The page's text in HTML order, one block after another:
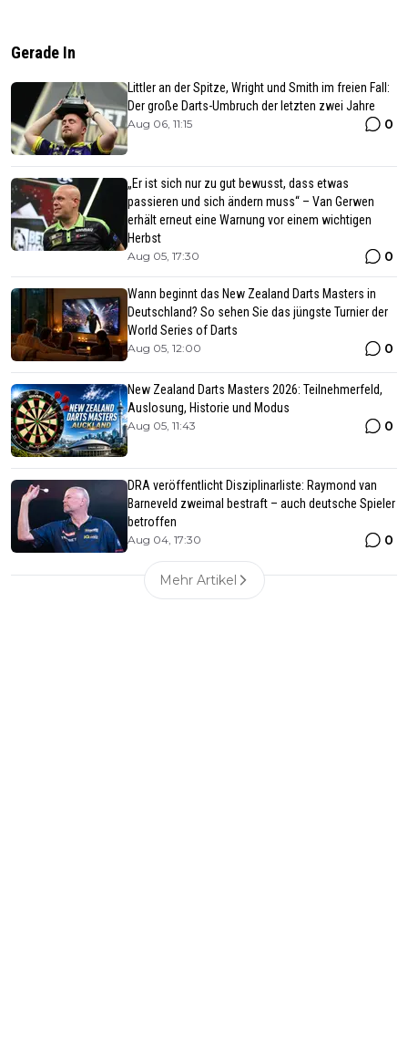
Gerade In
Littler an der Spitze, Wright und Smith im freien Fall:
Der große Darts-Umbruch der letzten zwei Jahre
Aug 06, 11:15 0
„Er ist sich nur zu gut bewusst, dass etwas
passieren und sich ändern muss“ – Van Gerwen
erhält erneut eine Warnung vor einem wichtigen
Herbst
Aug 05, 17:30 0
Wann beginnt das New Zealand Darts Masters in
Deutschland? So sehen Sie das jüngste Turnier der
World Series of Darts
Aug 05, 12:00 0
New Zealand Darts Masters 2026: Teilnehmerfeld,
Auslosung, Historie und Modus
Aug 05, 11:43 0
DRA veröffentlicht Disziplinarliste: Raymond van
Barneveld zweimal bestraft – auch deutsche Spieler
betroffen
Aug 04, 17:30 0
Mehr Artikel